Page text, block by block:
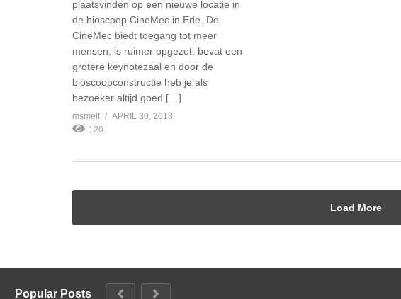
plaatsvinden op een nieuwe locatie in
de bioscoop CineMec in Ede. De
CineMec biedt toegang tot meer
mensen, is ruimer opgezet, bevat een
grotere keynotezaal en door de
bioscoopconstructie heb je als
bezoeker altijd goed […]
msmelt
APRIL 30, 2018
120
Load More
Popular Posts